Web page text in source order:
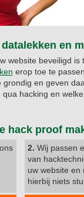
en
website beveiligd is
erop toe te
en geven
hacking en
hack proof
2. Wij passen
van
uw website en
hierbij niets